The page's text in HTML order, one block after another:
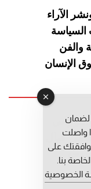
الآراء
السياسة
والفن
الإنسان
قبال
لضمان
واصلت
على
بنا.
الخصوصية